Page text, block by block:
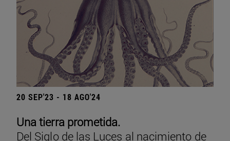
20 SEP'23 - 18 AGO'24
Una tierra prometida.
Del Siglo de las Luces al nacimiento de